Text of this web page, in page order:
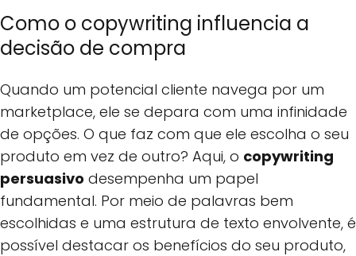
Como o copywriting influencia a
decisão de compra
Quando um potencial cliente navega por um
marketplace, ele se depara com uma infinidade
de opções. O que faz com que ele escolha o seu
produto em vez de outro? Aqui, o copywriting
persuasivo desempenha um papel
fundamental. Por meio de palavras bem
escolhidas e uma estrutura de texto envolvente, é
possível destacar os benefícios do seu produto,